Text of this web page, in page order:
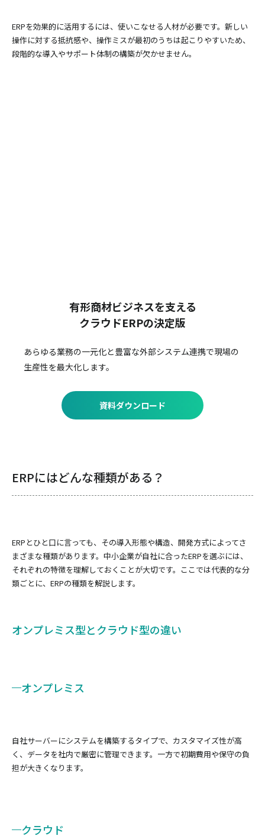
ERPを効果的に活用するには、使いこなせる人材が必要です。新しい
操作に対する抵抗感や、操作ミスが最初のうちは起こりやすいため、
段階的な導入やサポート体制の構築が欠かせません。
有形商材ビジネスを支える
クラウドERPの決定版
あらゆる業務の一元化と豊富な外部システム連携で現場の
生産性を最大化します。
資料ダウンロード
ERPにはどんな種類がある？
ERPとひと口に言っても、その導入形態や構造、開発方式によってさ
まざまな種類があります。中小企業が自社に合ったERPを選ぶには、
それぞれの特徴を理解しておくことが大切です。ここでは代表的な分
類ごとに、ERPの種類を解説します。
オンプレミス型とクラウド型の違い
オンプレミス
自社サーバーにシステムを構築するタイプで、カスタマイズ性が高
く、データを社内で厳密に管理できます。一方で初期費用や保守の負
担が大きくなります。
クラウド